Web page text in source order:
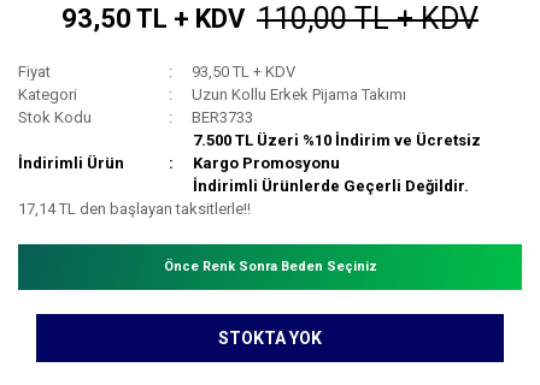
93,50 TL + KDV 110,00 TL + KDV
Fiyat
93,50 TL + KDV
Kategori
Uzun Kollu Erkek Pijama Takımı
Stok Kodu
BER3733
İndirimli Ürün
7.500 TL Üzeri %10 İndirim ve Ücretsiz
Kargo Promosyonu
İndirimli Ürünlerde Geçerli Değildir.
17,14 TL den başlayan taksitlerle!!
Önce Renk Sonra Beden Seçiniz
STOKTA YOK